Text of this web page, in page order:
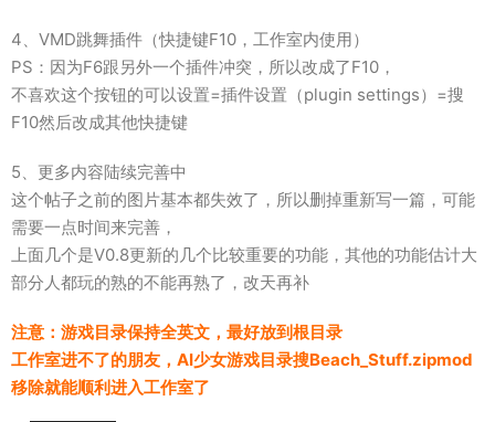
4、VMD跳舞插件（快捷键F10，工作室内使用）
PS：因为F6跟另外一个插件冲突，所以改成了F10，
不喜欢这个按钮的可以设置=插件设置（plugin settings）=搜
F10然后改成其他快捷键
5、更多内容陆续完善中
这个帖子之前的图片基本都失效了，所以删掉重新写一篇，可能
需要一点时间来完善，
上面几个是V0.8更新的几个比较重要的功能，其他的功能估计大
部分人都玩的熟的不能再熟了，改天再补
注意：游戏目录保持全英文，最好放到根目录
工作室进不了的朋友，AI少女游戏目录搜Beach_Stuff.zipmod
移除就能顺利进入工作室了